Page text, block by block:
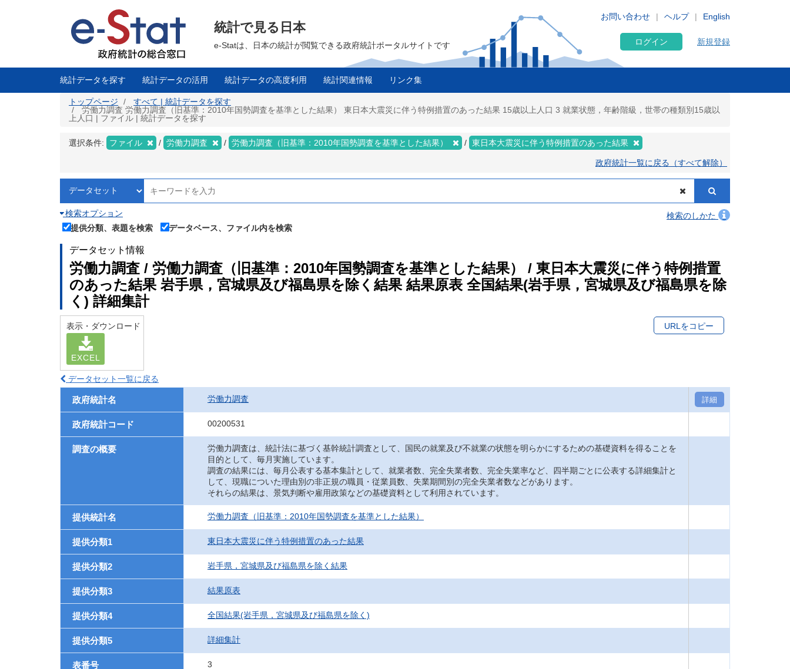
に
English
お問い合わせ ヘルプ
統計で見る日本
e-Statは、日本の統計が閲覧できる政府統計ポータルサイトです ログイン 新規登録
統計データを探す 統計データの活用 統計データの高度利用 統計関連情報 リンク集
トップページ
すべて | 統計データを探す
労働力調査 労働力調査（旧基準：2010年国勢調査を基準とした結果） 東日本大震災に伴う特例措置のあった結果 15歳以上人口 3 就業状態，年齢階級，世帯の種類別15歳以
上人口 | ファイル | 統計データを探す
選択条件: ファイル 労働力調査 労働力調査（旧基準：2010年国勢調査を基準とした結果） 東日本大震災に伴う特例措置のあった結果
政府統計一覧に戻る（すべて解除）
検索オプション
検索のしかた
提供分類、表題を検索
データベース、ファイル内を検索
データセット情報
労働力調査 / 労働力調査（旧基準：2010年国勢調査を基準とした結果） / 東日本大震災に伴う特例措置
のあった結果 岩手県，宮城県及び福島県を除く結果 結果原表 全国結果(岩手県，宮城県及び福島県を除
く) 詳細集計
表示・ダウンロード
EXCEL
URLをコピー
データセット一覧に戻る
政府統計名 労働力調査 詳細
政府統計コード 00200531
調査の概要
労働力調査は、統計法に基づく基幹統計調査として、国民の就業及び不就業の状態を明らかにするための基礎資料を得ることを
目的として、毎月実施しています。
調査の結果には、毎月公表する基本集計として、就業者数、完全失業者数、完全失業率など、四半期ごとに公表する詳細集計と
して、現職についた理由別の非正規の職員・従業員数、失業期間別の完全失業者数などがあります。
それらの結果は、景気判断や雇用政策などの基礎資料として利用されています。
提供統計名 労働力調査（旧基準：2010年国勢調査を基準とした結果）
提供分類1 東日本大震災に伴う特例措置のあった結果
提供分類2 岩手県，宮城県及び福島県を除く結果
提供分類3 結果原表
提供分類4 全国結果(岩手県，宮城県及び福島県を除く)
提供分類5 詳細集計
表番号 3